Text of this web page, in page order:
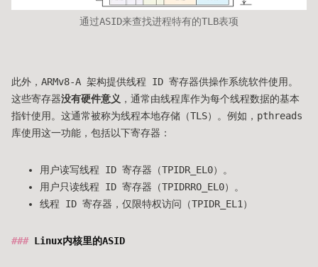
通过ASID来查找进程特有的TLB表项
此外，ARMv8-A 架构提供线程 ID 寄存器供操作系统软件使用。
这些寄存器没有硬件意义 ，通常由线程库作为每个线程数据的基本
指针使用。这通常被称为线程本地存储（TLS）。例如，pthreads
库使用这一功能，包括以下寄存器：
用户读写线程 ID 寄存器（TPIDR_EL0）。
用户只读线程 ID 寄存器（TPIDRRO_EL0）。
线程 ID 寄存器，仅限特权访问（TPIDR_EL1）
Linux内核里的ASID